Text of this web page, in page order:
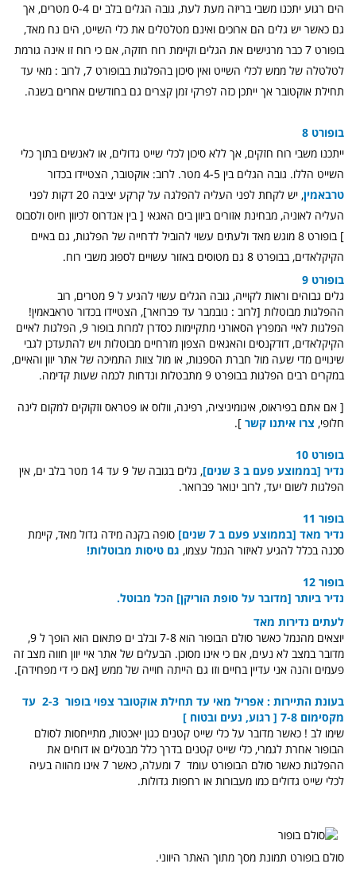
הים רגוע יתכנו משבי בריזה מעת לעת, גובה הגלים בלב ים 0-4 מטרים, אך
גם כאשר יש גלים הם ארוכים ואינם מטלטלים את כלי השייט, הים נח מאד,
בופורט 7 כבר מרגישים את הגלים וקיימת רוח חזקה, אם כי רוח זו אינה גורמת
לטלטלה של ממש לכלי השייט ואין סיכון בהפלגות בבופורט 7, לרוב : מאי עד
תחילת אוקטובר אך ייתכן כזה לפרקי זמן קצרים גם בחודשים אחרים בשנה.
בופורט 8
ייתכנו משבי רוח חזקים, אך ללא סיכון לכלי שייט גדולים, או לאנשים בתוך כלי
השייט הללו. גובה הגלים בין 4-5 מטר. לרוב: אוקטובר, הצטיידו בכדור
טרבאמין
, יש לקחת לפני העליה להפלגה על קרקע יציבה 20 דקות לפני
העליה לאוניה, מבחינת אזורים ביוון בים האגאי [ בין אנדרוס לכיוון חיוס ולסבוס
] בופורט 8 מוגש מאד ולעתים עשוי להוביל לדחייה של הפלגות, גם באיים
הקיקלאדים, בבופרט 8 גם מטוסים באזור עשויים לספוג משבי רוח.
בופורט 9
גלים גבוהים וראות לקוייה, גובה הגלים עשוי להגיע ל 9 מטרים, רוב
ההפלגות מבוטלות [לרוב : נובמבר עד פברואר], הצטיידו בכדור טראבאמין!
הפלגות לאיי המפרץ הסאורני מתקיימות כסדרן למרות בופור 9, הפלגות לאיים
הקיקלאדים, דודקנסים והאגאים הצפון מזרחיים מבוטלות ויש להתעדכן לגבי
שינויים מדי שעה מול חברת הספנות, או מול צוות התמיכה של אתר יוון והאיים,
במקרים רבים הפלגות בבופרט 9 מתבטלות ונדחות לכמה שעות קדימה.
[ אם אתם בפיראוס, איגומיניציה, רפינה, וולוס או פטראס וזקוקים למקום לינה
חלופי, צרו איתנו קשר ].
בופורט 10
נדיר [בממוצע פעם ב 3 שנים]
, גלים בגובה של 9 עד 14 מטר בלב ים, אין
הפלגות לשום יעד, לרוב ינואר פברואר.
בופור 11
נדיר מאד [בממוצע פעם ב 7 שנים]
סופה בקנה מידה גדול מאד, קיימת
סכנה בכלל להגיע לאיזור הנמל עצמו, גם טיסות מבוטלות!
בופור 12
נדיר ביותר [מדובר על סופת הוריקן] הכל מבוטל.
לעתים נדירות מאד
יוצאים מהנמל כאשר סולם הבופור הוא 7-8 ובלב ים פתאום הוא הופך ל 9,
מדובר במצב לא נעים, אם כי אינו מסוכן. הבעלים של אתר איי יוון חווה מצב זה
פעמים והנה אני עדיין בחיים וזו גם הייתה חוייה של ממש [אם כי די מפחידה].
בעונת התיירות : אפריל מאי עד תחילת אוקטובר צפוי בופור 2-3 עד
מקסימום 7-8 [ רגוע, נעים ובטוח ]
שימו לב ! כאשר מדובר על כלי שייט קטנים כגון יאכטות, מתייחסות לסולם
הבופור אחרת לגמרי, כלי שייט קטנים בדרך כלל מבטלים או דוחים את
ההפלגות כאשר סולם הבופורט עומד 7 ומעלה, כאשר 7 אינו מהווה בעיה
לכלי שייט גדולים כמו מעבורות או רחפות גדולות.
סולם בופורט תמונת מסך מתוך האתר היווני.